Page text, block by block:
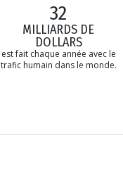
32
MILLIARDS DE
DOLLARS
est fait chaque année avec le
trafic humain dans le monde.